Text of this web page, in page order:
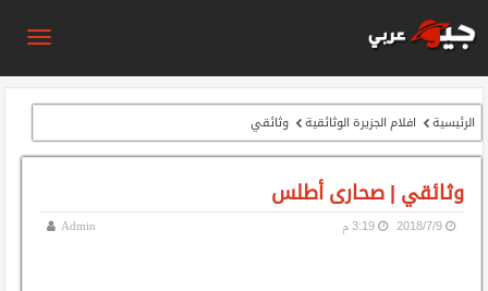
الرئيسية افلام الجزيرة الوثائقية وثائقي
وثائقي | صحارى أطلس
Admin 9‏/7‏/2018 3:19 م